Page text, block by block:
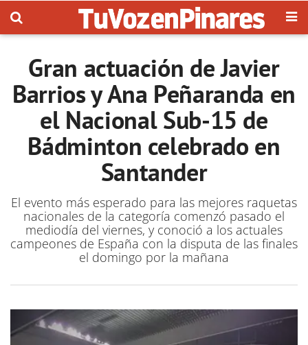
Gran actuación de Javier
Barrios y Ana Peñaranda en
el Nacional Sub-15 de
Bádminton celebrado en
Santander
El evento más esperado para las mejores raquetas
nacionales de la categoría comenzó pasado el
mediodía del viernes, y conoció a los actuales
campeones de España con la disputa de las finales
el domingo por la mañana